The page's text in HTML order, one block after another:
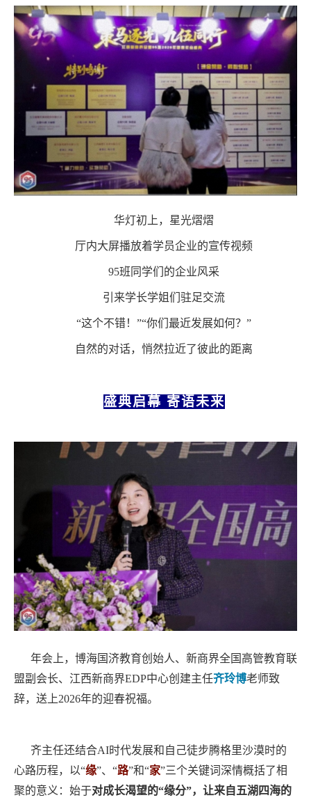
华灯初上，星光熠熠
厅内大屏播放着学员企业的宣传视频
95班同学们的企业风采
引来学长学姐们驻足交流
“这个不错！”“你们最近发展如何？”
自然的对话，悄然拉近了彼此的距离
盛典启幕 寄语未来
年会上，博海国济教育创始人、新商界全国高管教育联
盟副会长、江西新商界EDP中心创建主任齐玲博老师致
辞，送上2026年的迎春祝福。
齐主任还结合AI时代发展和自己徒步腾格里沙漠时的
心路历程，以“缘”、“路”和“家”三个关键词深情概括了相
聚的意义：始于对成长渴望的“缘分”，让来自五湖四海的